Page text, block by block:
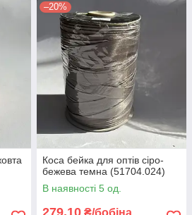
–20%
Коса бейка для оптів сіро-
бежева темна (51704.024)
В наявності 5 од.
279,10 ₴/бобіна